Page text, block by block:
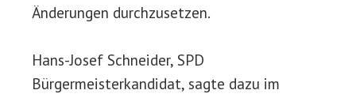
Änderungen durchzusetzen.
Hans-Josef Schneider, SPD
Bürgermeisterkandidat, sagte dazu im